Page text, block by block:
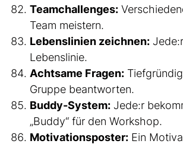
Teamchallenges:
Team meistern.
Lebenslinien zeichnen:
Lebenslinie.
Achtsame Fragen:
Gruppe beantworten.
Buddy-System: Jede:r
„Buddy“ für den Workshop.
Motivationsposter: Ein